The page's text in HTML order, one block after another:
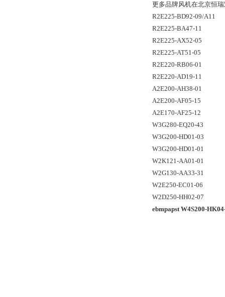
更多品牌风机在北京恒
R2E225-BD92-09/A11
R2E225-BA47-11
R2E225-AX52-05
R2E225-AT51-05
R2E220-RB06-01
R2E220-AD19-11
A2E200-AH38-01
A2E200-AF05-15
A2E170-AF25-12
W3G280-EQ20-43
W3G200-HD01-03
W3G200-HD01-01
W2K121-AA01-01
W2G130-AA33-31
W2E250-EC01-06
W2D250-HH02-07
ebmpapst W4S200-